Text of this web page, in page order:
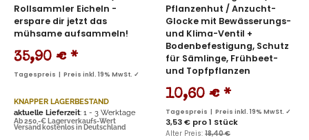
Rollsammler Eicheln -
erspare dir jetzt das
mühsame aufsammeln!
35,90 € *
Tagespreis | Preis inkl. 19% MwSt. ✓
KNAPPER LAGERBESTAND
aktuelle Lieferzeit: 1 - 3 Werktage
Ab 250,-€ Lagerverkaufs-Wert
Versand kostenlos in Deutschland
Pflanzenhut / Anzucht-
Glocke mit Bewässerungs-
und Klima-Ventil +
Bodenbefestigung, Schutz
für Sämlinge, Frühbeet-
und Topfpflanzen
10,60 € *
Tagespreis | Preis inkl. 19% MwSt. ✓
3,53 € pro 1 Stück
Alter Preis: 18,40 €